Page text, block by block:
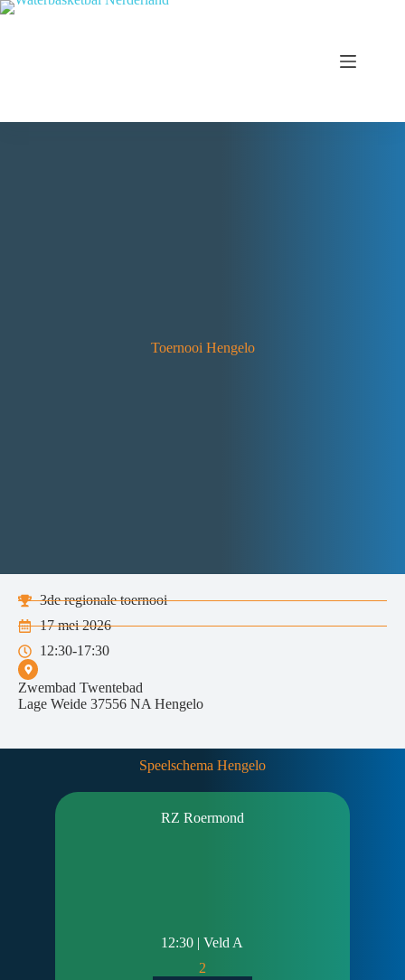
Toernooi Hengelo
3de regionale toernooi
17 mei 2026
12:30-17:30
Zwembad Twentebad
Lage Weide 37556 NA Hengelo
Speelschema Hengelo
RZ Roermond
12:30 | Veld A
2